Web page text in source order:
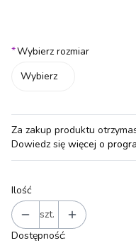
Poszczególne warianty
*Wybierz rozmiar
Wybierz
Za zakup produktu
Dowiedz się więcej o
Ilość
szt.
Dostępność: